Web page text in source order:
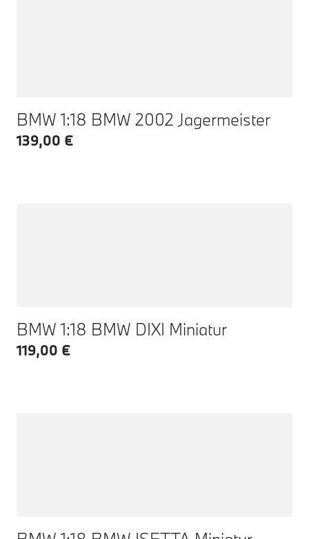
BMW 1:18 BMW 2002 Jagermeister
139,00 €
BMW 1:18 BMW DIXI Miniatur
119,00 €